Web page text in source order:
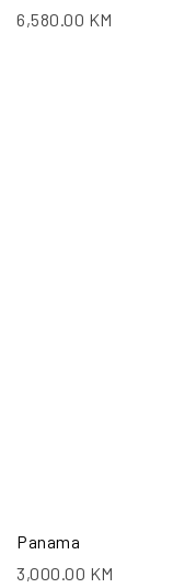
6,580.00 KM
Panama
3,000.00 KM